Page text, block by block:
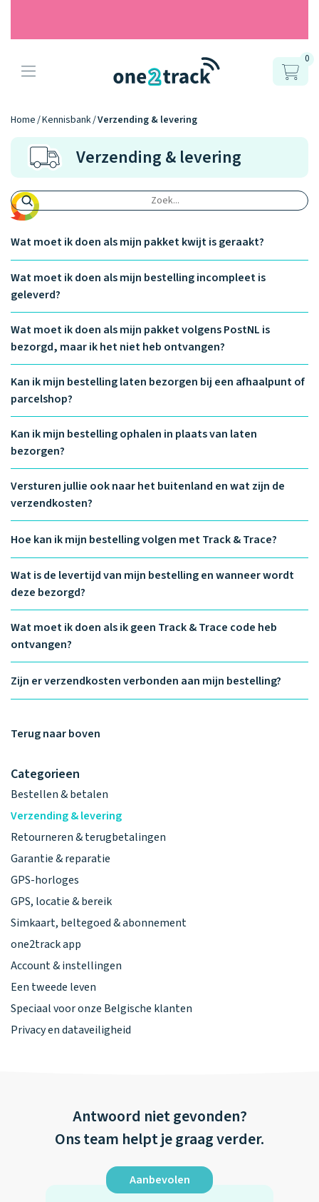
9.2
Producten
Onze gps
horloges
Connect
YOU
Horloges
vergelijken
Tweedekans
horloges
Ontdek alle
horloges
Accessoires
Horlogebandjes
Opladers
Ontdek alle
accessoires
Kies je eigen
kleur, naam en
icoon en maak
je horloge
helemaal van
Hoe werkt
het?
Ontdek hoe
het werkt
Zo werken het
en de
one2track-app
samen.
Datakosten
Waarom one2track
Handleiding
Care
App updates
Blogs
Ons verhaal
Recensies
Werken bij
Stichting
0
Home Kennisbank Verzending & levering
Verzending & levering
Categorieen
Bestellen & betalen
Verzending & levering
Retourneren & terugbetalingen
Garantie & reparatie
GPS-horloges
GPS, locatie & bereik
Simkaart, beltegoed & abonnement
one2track app
Account & instellingen
Een tweede leven
Speciaal voor onze Belgische klanten
Privacy en dataveiligheid
Wat moet ik doen als mijn pakket kwijt is geraakt?
Wat moet ik doen als mijn bestelling incompleet is
geleverd?
Wat moet ik doen als mijn pakket volgens PostNL is
bezorgd, maar ik het niet heb ontvangen?
Kan ik mijn bestelling laten bezorgen bij een afhaalpunt of
parcelshop?
Kan ik mijn bestelling ophalen in plaats van laten
bezorgen?
Versturen jullie ook naar het buitenland en wat zijn de
verzendkosten?
Hoe kan ik mijn bestelling volgen met Track & Trace?
Wat is de levertijd van mijn bestelling en wanneer wordt
deze bezorgd?
Wat moet ik doen als ik geen Track & Trace code heb
ontvangen?
Zijn er verzendkosten verbonden aan mijn bestelling?
Terug naar boven
Antwoord niet gevonden?
Ons team helpt je graag verder.
Aanbevolen